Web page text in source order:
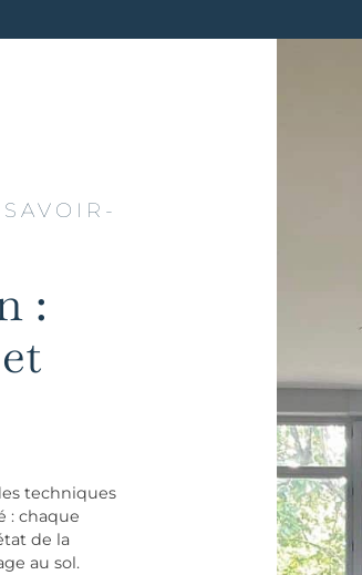
:
techniques
: chaque
de la
au sol.